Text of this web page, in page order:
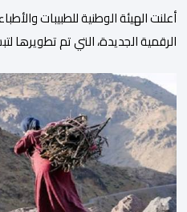
أعلنت الهيئة الوطنية للطبيبات
الرقمية الجديدة، التي تم تطويرها
والمجالس الجهوية للهيئة إلى جانب
هذه المنصة، التي تم إطلاقها في
والتحول الرقمي، تشكل خطوة